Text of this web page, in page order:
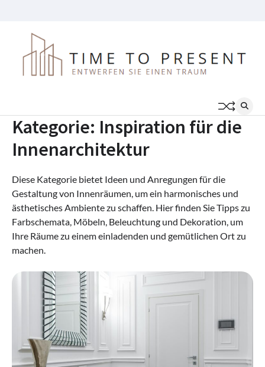
content
Kategorie: Inspiration für die
Innenarchitektur
Diese Kategorie bietet Ideen und Anregungen für die
Gestaltung von Innenräumen, um ein harmonisches und
ästhetisches Ambiente zu schaffen. Hier finden Sie Tipps zu
Farbschemata, Möbeln, Beleuchtung und Dekoration, um
Ihre Räume zu einem einladenden und gemütlichen Ort zu
machen.